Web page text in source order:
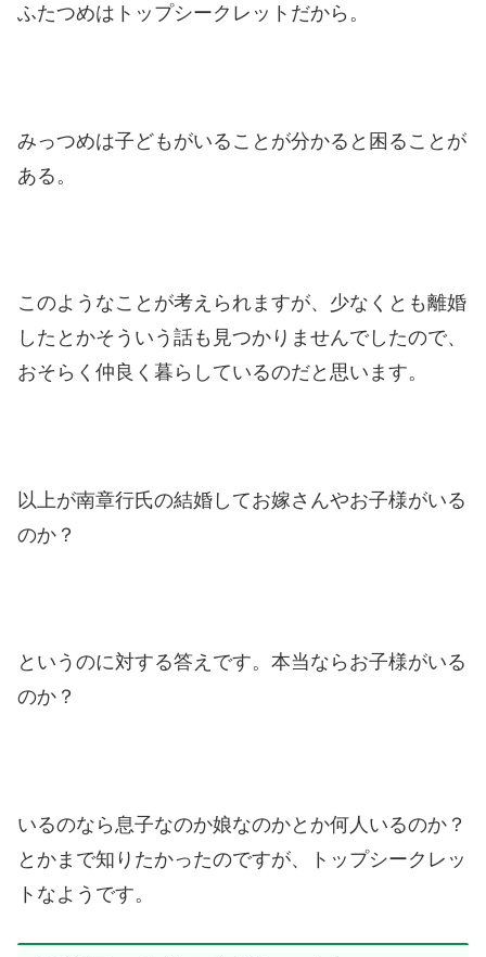
ふたつめはトップシークレットだから。
みっつめは子どもがいることが分かると困ることが
ある。
このようなことが考えられますが、少なくとも離婚
したとかそういう話も見つかりませんでしたので、
おそらく仲良く暮らしているのだと思います。
以上が南章行氏の結婚してお嫁さんやお子様がいる
のか？
というのに対する答えです。本当ならお子様がいる
のか？
いるのなら息子なのか娘なのかとか何人いるのか？
とかまで知りたかったのですが、トップシークレッ
トなようです。